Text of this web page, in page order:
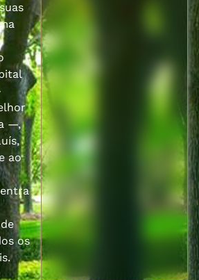
—,
ao
os